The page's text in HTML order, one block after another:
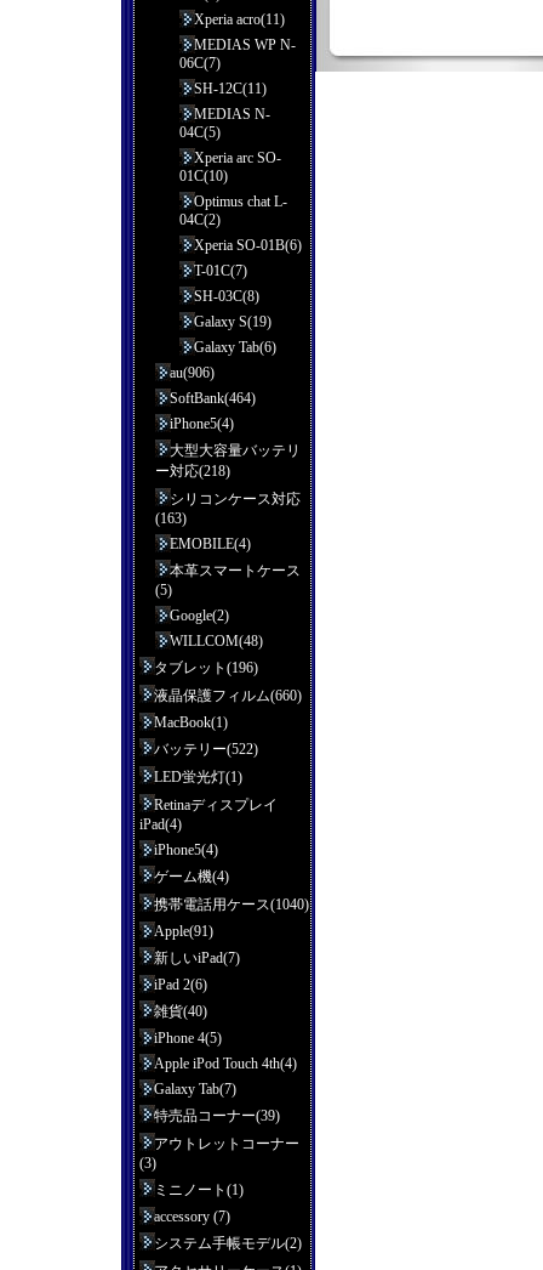
Xperia acro(11)
MEDIAS WP N-
06C(7)
SH-12C(11)
MEDIAS N-
04C(5)
Xperia arc SO-
01C(10)
Optimus chat L-
04C(2)
Xperia SO-01B(6)
T-01C(7)
SH-03C(8)
Galaxy S(19)
Galaxy Tab(6)
au(906)
SoftBank(464)
iPhone5(4)
大型大容量バッテリ
ー対応(218)
シリコンケース対応
(163)
EMOBILE(4)
本革スマートケース
(5)
Google(2)
WILLCOM(48)
タブレット(196)
液晶保護フィルム(660)
MacBook(1)
バッテリー(522)
LED蛍光灯(1)
Retinaディスプレイ
iPad(4)
iPhone5(4)
ゲーム機(4)
携帯電話用ケース(1040)
Apple(91)
新しいiPad(7)
iPad 2(6)
雑貨(40)
iPhone 4(5)
Apple iPod Touch 4th(4)
Galaxy Tab(7)
特売品コーナー(39)
アウトレットコーナー
(3)
ミニノート(1)
accessory (7)
システム手帳モデル(2)